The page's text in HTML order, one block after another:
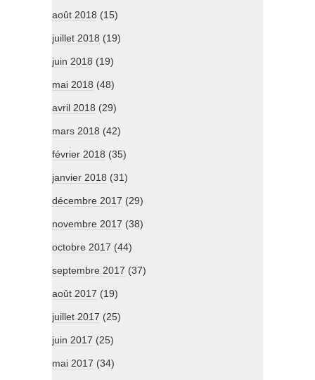
août 2018 (15)
juillet 2018 (19)
juin 2018 (19)
mai 2018 (48)
avril 2018 (29)
mars 2018 (42)
février 2018 (35)
janvier 2018 (31)
décembre 2017 (29)
novembre 2017 (38)
octobre 2017 (44)
septembre 2017 (37)
août 2017 (19)
juillet 2017 (25)
juin 2017 (25)
mai 2017 (34)